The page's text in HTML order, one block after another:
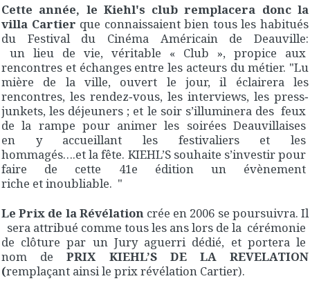
Cette année, le Kiehl's club remplacera donc la
villa Cartier que connaissaient bien tous les habitués
du Festival du Cinéma Américain de Deauville:
un lieu de vie, véritable « Club », propice aux
rencontres et échanges entre les acteurs du métier. "Lu
mière de la ville, ouvert le jour, il éclairera les
rencontres, les rendez‐vous, les interviews, les press‐
junkets, les déjeuners ; et le soir s’illuminera des feux
de la rampe pour animer les soirées Deauvillaises
en y accueillant les festivaliers et les
hommagés….et la fête. KIEHL’S souhaite s’investir pour
faire de cette 41e édition un évènement
riche et inoubliable. "
Le Prix de la Révélation crée en 2006 se poursuivra. Il
sera attribué comme tous les ans lors de la cérémonie
de clôture par un Jury aguerri dédié, et portera le
nom de
PRIX KIEHL’S DE LA REVELATION
(remplaçant ainsi le prix révélation Cartier).